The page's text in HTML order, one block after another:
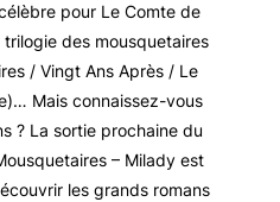
pour Le Comte de
des mousquetaires
/ Vingt Ans Après / Le
Mais connaissez-vous
? La sortie prochaine du
– Milady est
les grands romans